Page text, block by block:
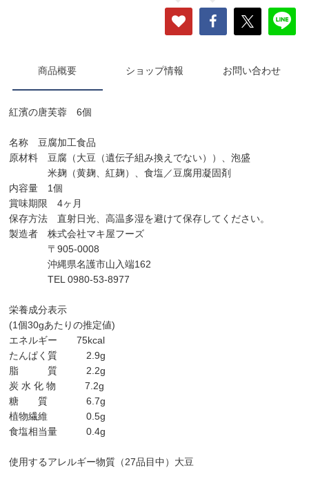
商品概要 ショップ情報 お問い合わせ
紅濱の唐芙蓉 6個
名称 豆腐加工食品
原材料 豆腐（大豆（遺伝子組み換えでない））、泡盛
米麹（黄麹、紅麹）、食塩／豆腐用凝固剤
内容量 1個
賞味期限 4ヶ月
保存方法 直射日光、高温多湿を避けて保存してください。
製造者 株式会社マキ屋フーズ
〒905-0008
沖縄県名護市山入端162
TEL 0980-53-8977
栄養成分表示
(1個30gあたりの推定値)
エネルギー 75kcal
たんぱく質 2.9g
脂 質 2.2g
炭 水 化 物 7.2g
糖 質 6.7g
植物繊維 0.5g
食塩相当量 0.4g
使用するアレルギー物質（27品目中）大豆